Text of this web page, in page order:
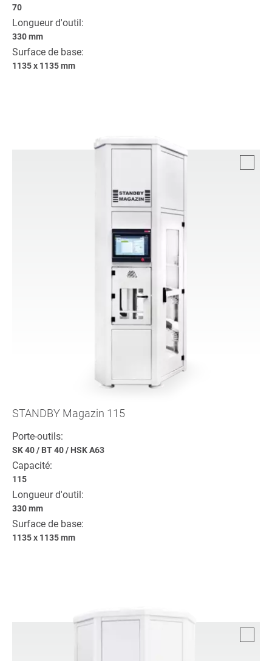
70
Longueur d'outil:
330 mm
Surface de base:
1135 x 1135 mm
STANDBY Magazin 115
Porte-outils:
SK 40/ BT 40/ HSK A63
Capacité:
115
Longueur d'outil:
330 mm
Surface de base:
1135 x 1135 mm